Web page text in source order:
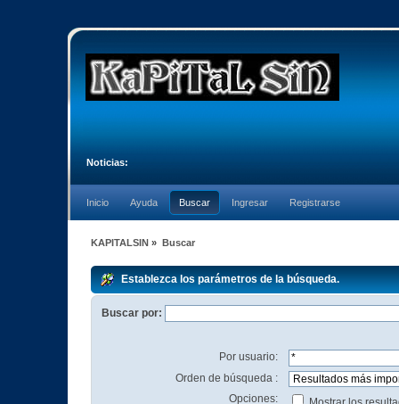
Noticias:
Inicio Ayuda Buscar Ingresar Registrarse
KAPITALSIN » Buscar
Establezca los parámetros de la búsqueda.
Buscar por:
Por usuario:
Orden de búsqueda :
Opciones: